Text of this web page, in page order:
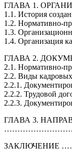
ГЛАВА 1.
1.1. История
1.2.
1.3.
1.4.
ГЛАВА 2.
2.1. Нормативно-
2.2. Виды
2.2.1.
2.2.2.
2.2.3.
ГЛАВА 3.